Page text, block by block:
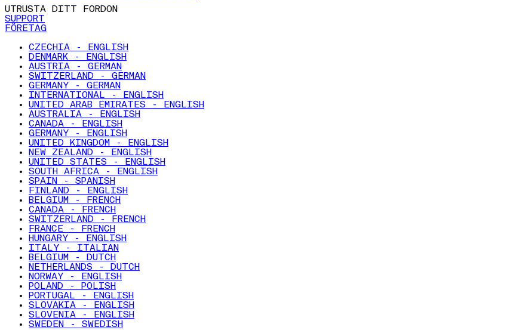
UTRUSTA DITT FORDON
SUPPORT
FÖRETAG
CZECHIA - ENGLISH
DENMARK - ENGLISH
AUSTRIA - GERMAN
SWITZERLAND - GERMAN
GERMANY - GERMAN
INTERNATIONAL - ENGLISH
UNITED ARAB EMIRATES - ENGLISH
AUSTRALIA - ENGLISH
CANADA - ENGLISH
GERMANY - ENGLISH
UNITED KINGDOM - ENGLISH
NEW ZEALAND - ENGLISH
UNITED STATES - ENGLISH
SOUTH AFRICA - ENGLISH
SPAIN - SPANISH
FINLAND - ENGLISH
BELGIUM - FRENCH
CANADA - FRENCH
SWITZERLAND - FRENCH
FRANCE - FRENCH
HUNGARY - ENGLISH
ITALY - ITALIAN
BELGIUM - DUTCH
NETHERLANDS - DUTCH
NORWAY - ENGLISH
POLAND - POLISH
PORTUGAL - ENGLISH
SLOVAKIA - ENGLISH
SLOVENIA - ENGLISH
SWEDEN - SWEDISH